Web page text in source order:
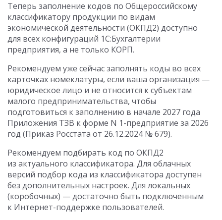
Теперь заполнение кодов по Общероссийскому
классификатору продукции по видам
экономической деятельности (ОКПД2) доступно
для всех конфигураций 1С:Бухгалтерии
предприятия, а не только КОРП.
Рекомендуем уже сейчас заполнять коды во всех
карточках номеклатуры, если ваша организация —
юридическое лицо и не относится к субъектам
малого предпринимательства, чтобы
подготовиться к заполнению в начале 2027 года
Приложения ТЗВ к форме N 1-предприятие за 2026
год (Приказ Росстата от 26.12.2024 № 679).
Рекомендуем подбирать код по ОКПД2
из актуального классификатора. Для облачных
версий подбор кода из классификатора доступен
без дополнительных настроек. Для локальных
(коробочных) — достаточно быть подключенным
к Интернет-поддержке пользователей.